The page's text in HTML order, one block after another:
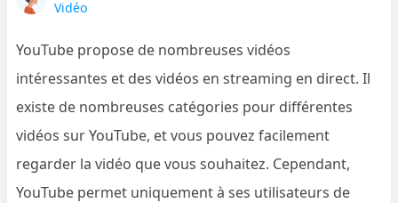
Vidéo
YouTube propose de nombreuses vidéos
intéressantes et des vidéos en streaming en direct. Il
existe de nombreuses catégories pour différentes
vidéos sur YouTube, et vous pouvez facilement
regarder la vidéo que vous souhaitez. Cependant,
YouTube permet uniquement à ses utilisateurs de